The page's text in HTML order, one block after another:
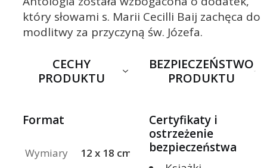
który słowami s. Marii Cecilli Baij zachęca do
modlitwy za przyczyną św. Józefa.
CECHY
PRODUKTU
Format
Wymiary 12 x 18 cm
BEZPIECZEŃSTWO
PRODUKTU
Certyfikaty i
ostrzeżenie
bezpieczeństwa